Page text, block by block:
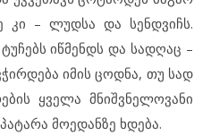
კი – ლუდსა და სენდვიჩს.
იწმენდს და სადღაც –
იმის ცოდნა, თუ სად
ყველა მნიშვნელოვანი
მოედანზე ხდება.